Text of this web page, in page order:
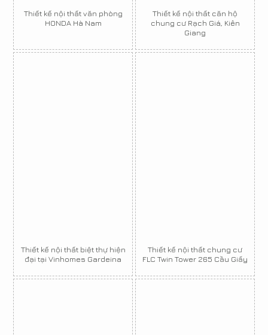
Thiết kế nội thất văn phòng
HONDA Hà Nam
Thiết kế nội thất căn hộ
chung cư Rạch Giá, Kiên
Giang
Thiết kế nội thất biệt thự hiện
đại tại Vinhomes Gardeina
Thiết kế nội thất chung cư
FLC Twin Tower 265 Cầu Giấy